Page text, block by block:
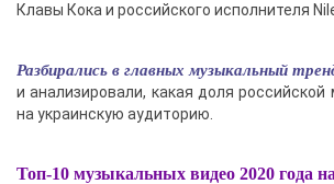
Клавы Кока и российского исполнителя
Разбирались в главных музыкальный
и анализировали, какая доля российской
на украинскую аудиторию.
Топ-10 музыкальных видео 2020 года